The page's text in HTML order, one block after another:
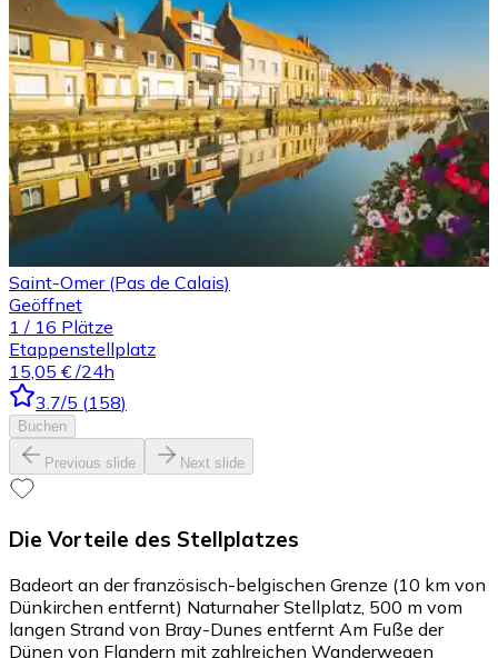
Saint-Omer (Pas de Calais)
Geöffnet
1 / 16 Plätze
Etappenstellplatz
15,05 € /24h
3.7/5 (158)
Buchen
Previous slide Next slide
Die Vorteile des Stellplatzes
Badeort an der französisch-belgischen Grenze (10 km von
Dünkirchen entfernt) Naturnaher Stellplatz, 500 m vom
langen Strand von Bray-Dunes entfernt Am Fuße der
Dünen von Flandern mit zahlreichen Wanderwegen